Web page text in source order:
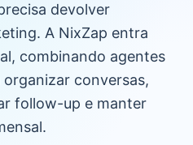
devolver
A NixZap entra
combinando agentes
conversas,
follow-up e manter